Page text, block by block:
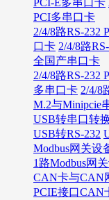
PCI-E多串口卡
PCI多串口卡
2/4/8路RS-232
口卡 2/4/8路
全国产串口卡
2/4/8路RS-232
多串口卡 2/4/8
M.2与Minipcie
USB转串口转
USB转RS-232
Modbus网关设
1路Modbus网
CAN卡与CAN
PCIE接口CAN